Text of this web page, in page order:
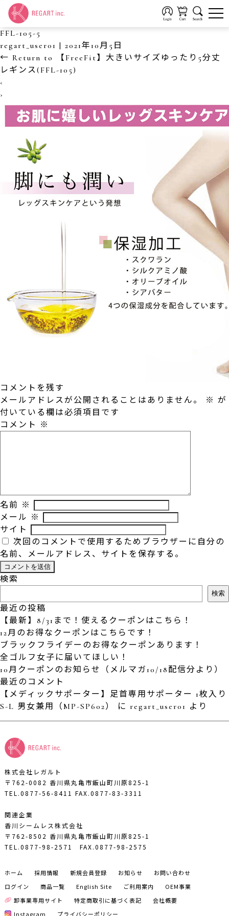
FFL-105-5
regart_user01 | 2021年10月5日
← Return to 【FreeFit】大きいサイズゆったり5分丈
レギンス(FFL-105)
‹
›
コメントを残す
メールアドレスが公開されることはありません。
※ が
付いている欄は必須項目です
コメント ※
名前 ※
メール ※
サイト
次回のコメントで使用するためブラウザーに自分の
名前、メールアドレス、サイトを保存する。
検索
検索
最近の投稿
【最新】8/31まで！使えるクーポンはこちら！
12月のお得なクーポンはこちらです！
ブラックフライデーのお得なクーポンあります！
全ゴルフ女子に届いてほしい！
10月クーポンのお知らせ（メルマガ10/18配信分より）
最近のコメント
【メディックサポーター】足首専用サポーター 1枚入り
S-L 男女兼用（MP-SP602）
に regart_user01 より
株式会社レガルト
〒762-0082 香川県丸亀市飯山町川原825-1
TEL.0877-56-8411 FAX.0877-83-3311
関連企業
香川シームレス株式会社
〒762-8502 香川県丸亀市飯山町川原825-1
TEL.0877-98-2571
FAX.0877-98-2575
ホーム 採用情報 新規会員登録 お知らせ
お問い合わせ
ログイン
商品一覧 English Site ご利用案内
OEM事業
卸事業専用サイト
特定商取引に基づく表記
会社概要
Instagram
プライバシーポリシー